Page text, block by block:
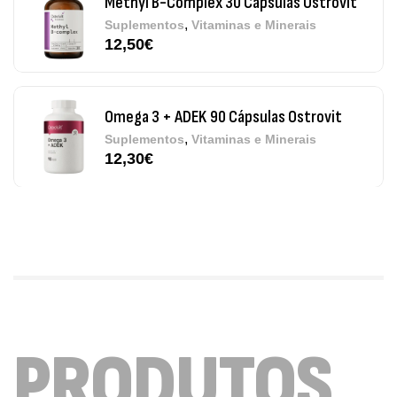
Suplementos,Vitaminas e Minerais
12,50€
Omega 3 + ADEK 90 Cápsulas Ostrovit
Suplementos,Vitaminas e Minerais
12,30€
Ostrovit
Saúde Óssea